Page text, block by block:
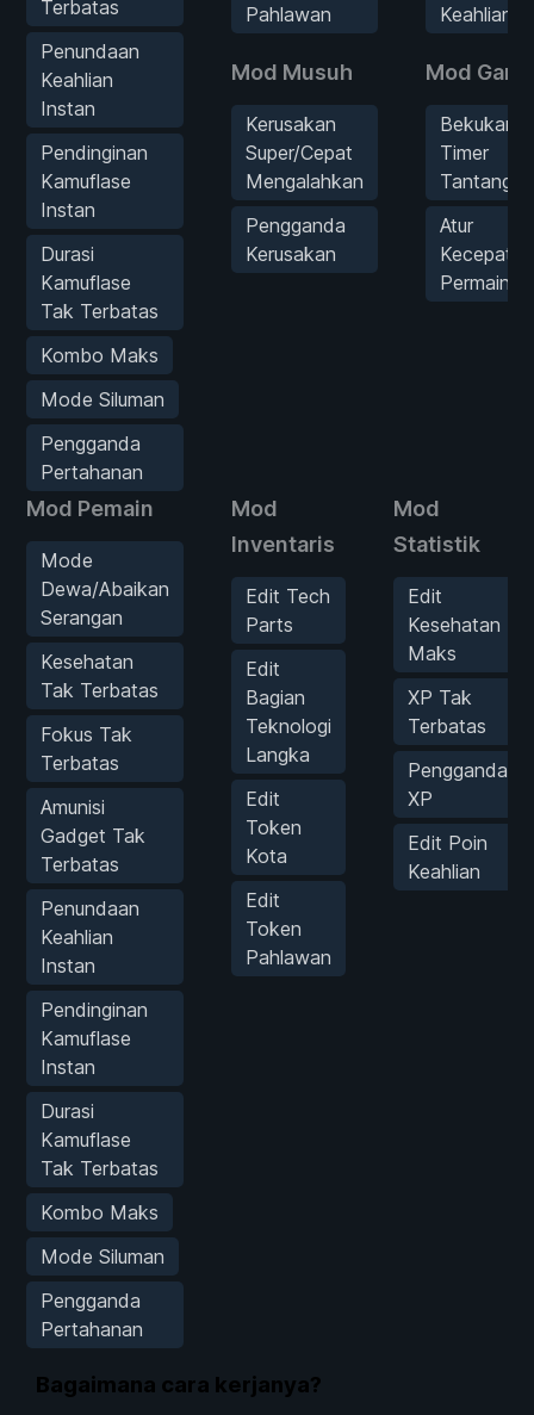
Terbatas
Penundaan
Keahlian
Instan
Pendinginan
Kamuflase
Instan
Durasi
Kamuflase
Tak Terbatas
Kombo Maks
Mode Siluman
Pengganda
Pertahanan
Pahlawan
Mod Musuh
Kerusakan
Super/Cepat
Mengalahkan
Pengganda
Kerusakan
Keahlian
Mod
Bekukan
Timer
Tantangan
Atur
Kecepatan
Permainan
Mod Pemain
Mode
Dewa/Abaikan
Serangan
Kesehatan
Tak Terbatas
Fokus Tak
Terbatas
Amunisi
Gadget Tak
Terbatas
Penundaan
Keahlian
Instan
Pendinginan
Kamuflase
Instan
Durasi
Kamuflase
Tak Terbatas
Kombo Maks
Mode Siluman
Pengganda
Pertahanan
Mod
Inventaris
Edit Tech
Parts
Edit
Bagian
Teknologi
Langka
Edit
Token
Kota
Edit
Token
Pahlawan
Mod
Statistik
Edit
Kesehatan
Maks
XP Tak
Terbatas
Pengganda
XP
Edit Poin
Keahlian
Bagaimana cara kerjanya?